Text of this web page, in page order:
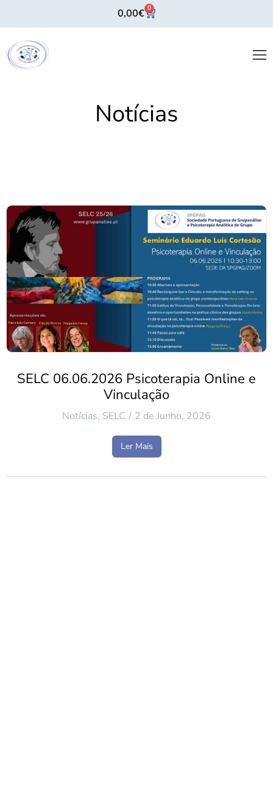
0,00€ 0
Notícias
SELC 06.06.2026 Psicoterapia Online e
Vinculação
Notícias, SELC 2 de Junho, 2026
Ler Mais